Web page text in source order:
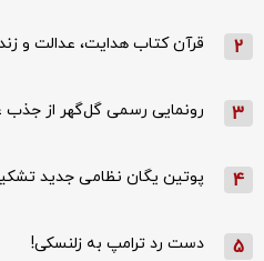
2 قرآن کتاب هدایت، عدالت و
3 رونمایی رسمی گل‌گهر از جذب
4 پوتین یگان نظامی جدید
5 دست رد ترامپ به زلنسکی!